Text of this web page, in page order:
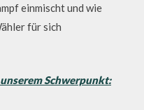
einmischt und wie
für sich
Schwerpunkt: